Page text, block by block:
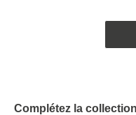
Complétez la collection